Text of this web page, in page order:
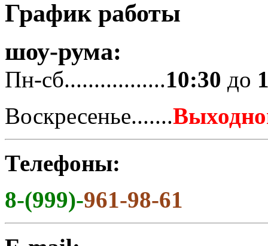
График работы
шоу-рума:
Пн-сб.................10:30 до
Воскресенье.......
Телефоны:
8-(999)-961-98-61